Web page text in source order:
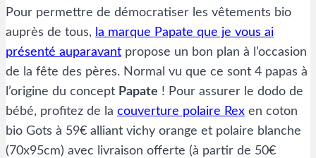
Pour permettre de démocratiser les vêtements bio
auprès de tous, la marque Papate que je vous ai
présenté auparavant propose un bon plan à l’occasion
de la fête des pères. Normal vu que ce sont 4 papas à
l’origine du concept Papate ! Pour assurer le dodo de
bébé, profitez de la couverture polaire Rex en coton
bio Gots à 59€ alliant vichy orange et polaire blanche
(70x95cm) avec livraison offerte (à partir de 50€